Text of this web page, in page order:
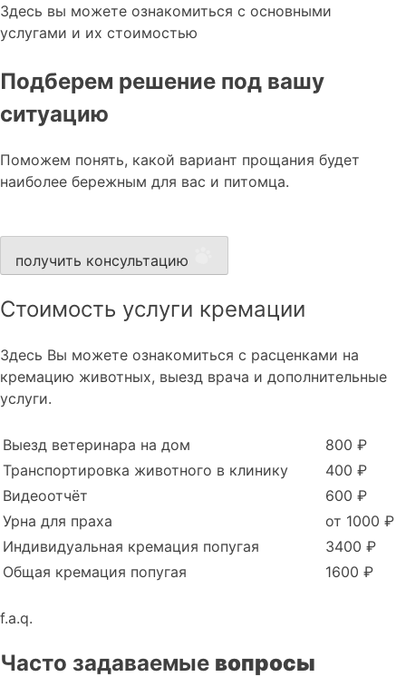
Здесь вы можете ознакомиться с основными
услугами и их стоимостью
Подберем решение под вашу
ситуацию
Поможем понять, какой вариант прощания будет
наиболее бережным для вас и питомца.
получить консультацию
Стоимость услуги кремации
Здесь Вы можете ознакомиться с расценками на
кремацию животных, выезд врача и дополнительные
услуги.
Выезд ветеринара на дом
800 ₽
Транспортировка животного в клинику
400 ₽
Видеоотчёт
600 ₽
Урна для праха
от 1000 ₽
Индивидуальная кремация попугая
3400 ₽
Общая кремация попугая
1600 ₽
f.a.q.
Часто задаваемые вопросы